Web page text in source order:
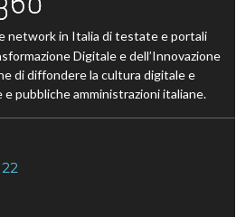
network in Italia di testate e portali
Digitale e dell’Innovazione
di diffondere la cultura digitale e
pubbliche amministrazioni italiane.